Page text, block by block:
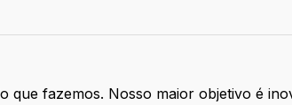
que fazemos. Nosso maior objetivo é